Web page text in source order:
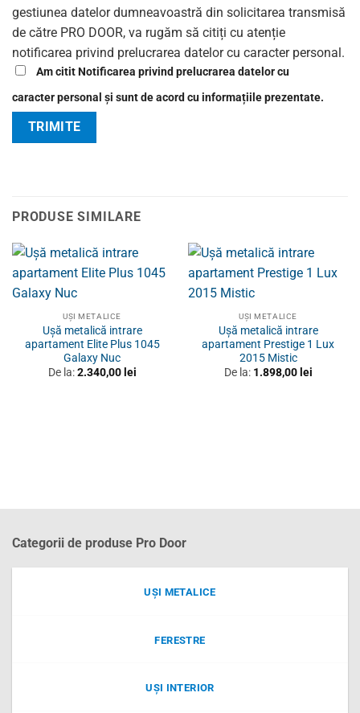
gestiunea datelor dumneavoastră din solicitarea transmisă
de către PRO DOOR, va rugăm să citiți cu atenție
notificarea privind prelucrarea datelor cu caracter personal.
Am citit Notificarea privind prelucrarea datelor cu
caracter personal și sunt de acord cu informațiile prezentate.
PRODUSE SIMILARE
UȘI METALICE
Ușă metalică intrare
apartament Elite Plus 1045
Galaxy Nuc
De la:2.340,00 lei
UȘI METALICE
Ușă metalică intrare
apartament Prestige 1 Lux
2015 Mistic
De la: 1.898,00 lei
Categorii de produse Pro Door
UȘI METALICE
FERESTRE
UȘI INTERIOR